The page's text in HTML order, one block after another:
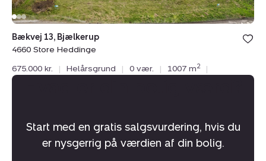
Bækvej 13, Bjælkerup
4660 Store Heddinge
675.000 kr.
| Helårsgrund | 0 vær. | 1007 m2 |
Start med en gratis salgsvurdering, hvis du
er nysgerrig på værdien af din bolig.